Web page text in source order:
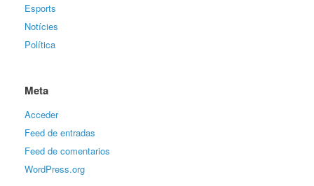
Esports
Notícies
Política
Meta
Acceder
Feed de entradas
Feed de comentarios
WordPress.org